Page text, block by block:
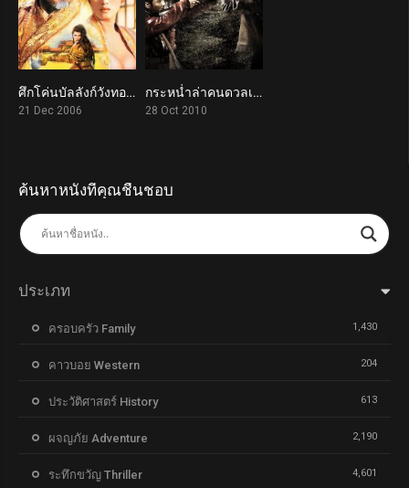
7.0ศึกโค่นบัลลังก์วังทอง Curse of the Golden Flower (2006)
21 Dec 2006
5.1กระหน่ำล่าคนดวลเดือด Wind Blast (2010)
28 Oct 2010
ค้นหาหนังที่คุณชื่นชอบ
ประเภท
ครอบครัว Family 1,430
คาวบอย Western 204
ประวัติศาสตร์ History 613
ผจญภัย Adventure 2,190
ระทึกขวัญ Thriller 4,601